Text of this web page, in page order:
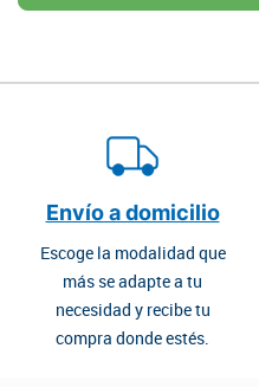
Envío a domicilio
Escoge la modalidad que
más se adapte a tu
necesidad y recibe tu
compra donde estés.